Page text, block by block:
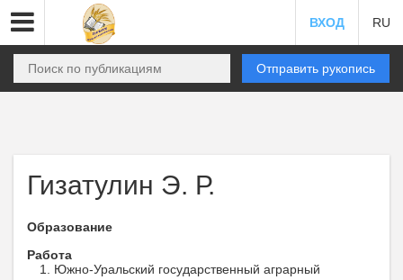
ВХОД RU
Отправить рукопись
Гизатулин Э. Р.
Образование
Работа
Южно-Уральский государственный аграрный